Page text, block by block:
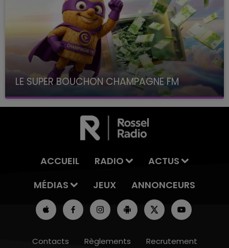
LE SUPER BOUCHON CHAMPAGNE FM
avec La Famille Champagne FM, à 8H10
ACCUEIL RADIO
ACTUS
MÉDIAS
JEUX ANNONCEURS
Contacts Règlements
Recrutement